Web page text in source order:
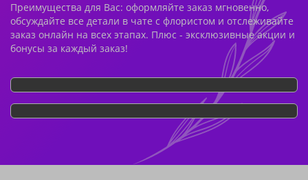
Преимущества для Вас: оформляйте заказ мгновенно,
обсуждайте все детали в чате с флористом и отслеживайте
заказ онлайн на всех этапах. Плюс - эксклюзивные акции и
бонусы за каждый заказ!